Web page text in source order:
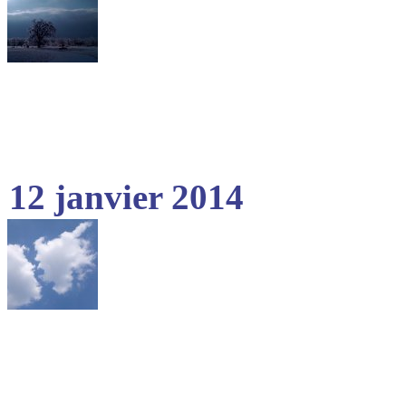
12 janvier 2014